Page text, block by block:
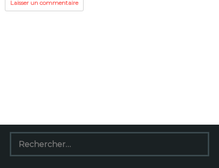
Rechercher :